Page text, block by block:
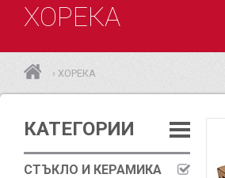
ХОРЕКА
› ХОРЕКА
КАТЕГОРИИ
СТЪКЛО И КЕРАМИКА